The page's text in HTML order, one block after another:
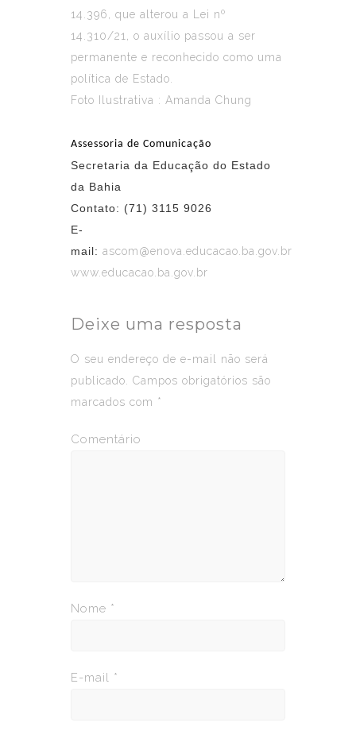
14.396, que alterou a Lei nº
14.310/21, o auxílio passou a ser
permanente e reconhecido como uma
política de Estado.
Foto Ilustrativa : Amanda Chung
Assessoria de Comunicação
Secretaria da Educação do Estado
da Bahia
Contato: (71) 3115 9026
E-
mail: ascom@enova.educacao.ba.gov.br
www.educacao.ba.gov.br
Deixe uma resposta
O seu endereço de e-mail não será
publicado.
Campos obrigatórios são
marcados com *
Comentário
Nome *
E-mail *